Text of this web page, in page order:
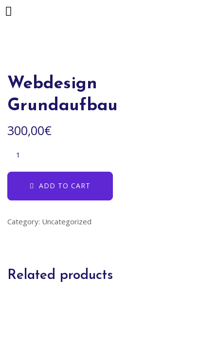
Webdesign
Grundaufbau
300,00€
ADD TO CART
Category: Uncategorized
Related products